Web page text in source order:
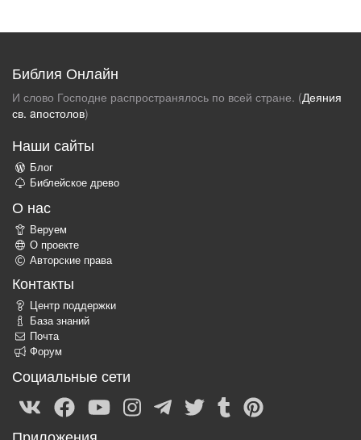
Библия Онлайн
И слово Господне распространялось по всей стране. (Деяния
св. aпостолов)
Наши сайты
Блог
Библейское древо
О нас
Веруем
О проекте
Авторские права
Контакты
Центр поддержки
База знаний
Почта
Форум
Социальные сети